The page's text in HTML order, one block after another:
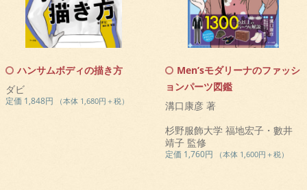
ハンサムボディの描き方
ダビ
定価 1,848円 （本体 1,680円＋税）
Men’sモダリーナのファッシ
ョンパーツ図鑑
溝口康彦 著
杉野服飾大学 福地宏子・數井
靖子 監修
定価 1,760円 （本体 1,600円＋税）